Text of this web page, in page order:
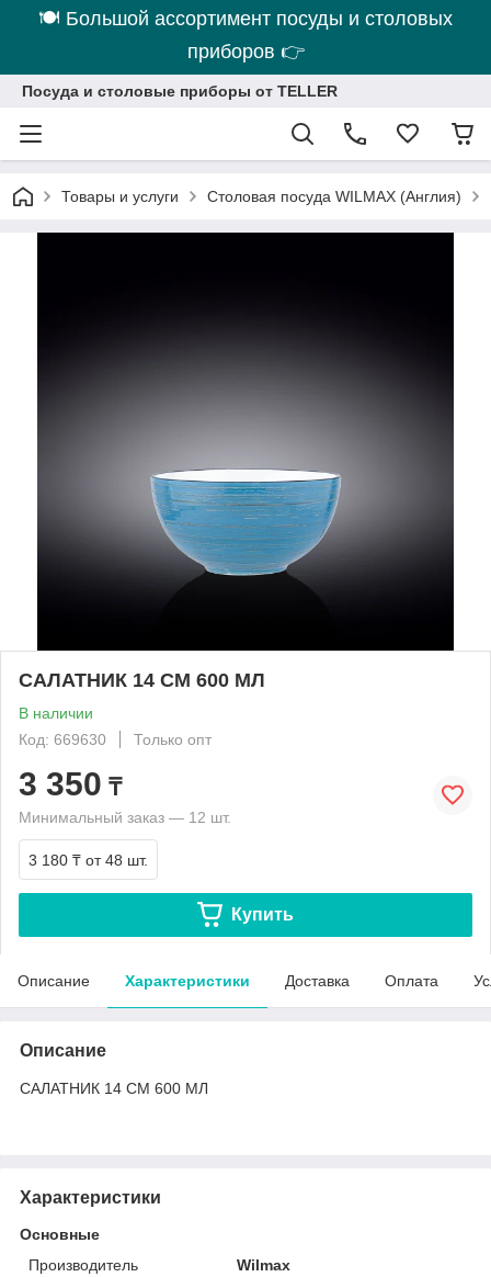
🍽 Большой ассортимент посуды и столовых
приборов 👉
Посуда и столовые приборы от TELLER
Товары и услуги Столовая посуда WILMAX (Англия)
САЛАТНИК 14 СМ 600 МЛ
В наличии
Код: 669630
Только опт
3 350 ₸
Минимальный заказ — 12 шт.
3 180 ₸ от 48 шт.
Купить
Описание Характеристики Доставка Оплата
Описание
САЛАТНИК 14 СМ 600 МЛ
Характеристики
Основные
Производитель
Wilmax